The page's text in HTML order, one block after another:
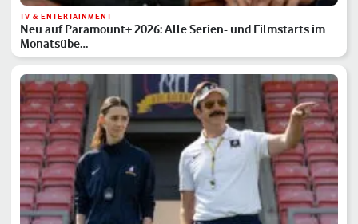
TV & ENTERTAINMENT
Neu auf Paramount+ 2026: Alle Serien- und Filmstarts im
Monatsübe…